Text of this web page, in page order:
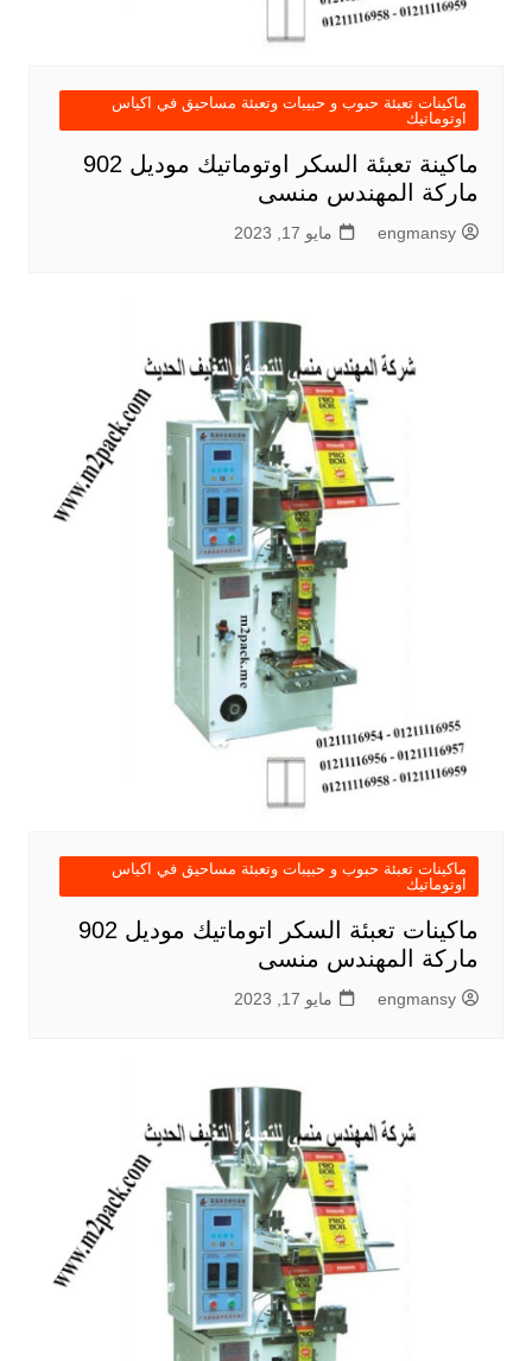
ماكينات تعبئة حبوب و حبيبات وتعبئة مساحيق في اكياس
اوتوماتيك
ماكينة تعبئة السكر اوتوماتيك موديل 902
ماركة المهندس منسى
engmansy مايو 17, 2023
ماكينات تعبئة حبوب و حبيبات وتعبئة مساحيق في اكياس
اوتوماتيك
ماكينات تعبئة السكر اتوماتيك موديل 902
ماركة المهندس منسى
engmansy مايو 17, 2023